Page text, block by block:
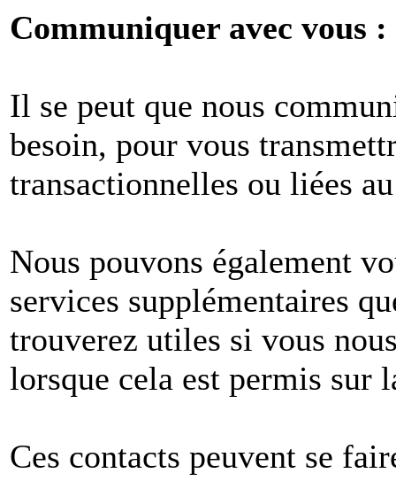
Communiquer avec vous :
Il se peut que nous
besoin, pour vous
transactionnelles ou liées
Nous pouvons également
services supplémentaires
trouverez utiles si vous
lorsque cela est permis sur
Ces contacts peuvent se